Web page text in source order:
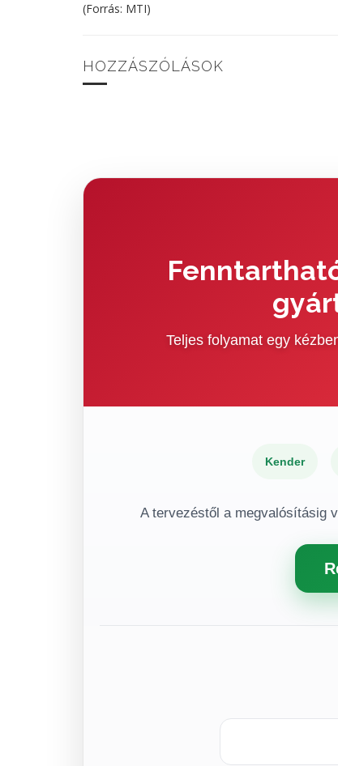
(Forrás: MTI)
HOZZÁSZÓLÁSOK
Teljes folyamat egy
Kender
A tervezéstől a megvalósításig